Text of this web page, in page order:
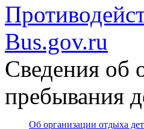
Bus.gov.ru
Сведения об
Об организации отдыха